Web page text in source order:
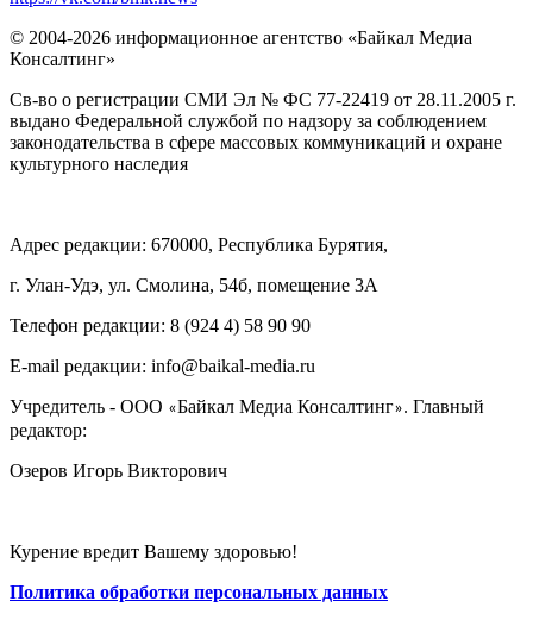
© 2004-2026 информационное агентство «Байкал Медиа
Консалтинг»
Св-во о регистрации СМИ Эл № ФС 77-22419 от 28.11.2005 г.
выдано Федеральной службой по надзору за соблюдением
законодательства в сфере массовых коммуникаций и охране
культурного наследия
Адрес редакции: 670000, Республика Бурятия,
г. Улан-Удэ, ул. Смолина, 54б, помещение 3А
Телефон редакции: ‎‎8 (924 4) 58 90 90
E-mail редакции: info@baikal-media.ru
Учредитель - ООО «Байкал Медиа Консалтинг». Главный
редактор:
Озеров Игорь Викторович
Курение вредит Вашему здоровью!
Политика обработки персональных данных